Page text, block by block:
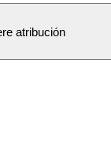
atribución